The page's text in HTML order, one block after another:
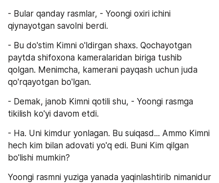
- Bular qanday rasmlar, - Yoongi oxiri ichini
qiynayotgan savolni berdi.
- Bu do'stim Kimni o'ldirgan shaxs. Qochayotgan
paytda shifoxona kameralaridan biriga tushib
qolgan. Menimcha, kamerani payqash uchun juda
qo'rqayotgan bo'lgan.
- Demak, janob Kimni qotili shu, - Yoongi rasmga
tikilish ko'yi davom etdi.
- Ha. Uni kimdur yonlagan. Bu suiqasd... Ammo Kimni
hech kim bilan adovati yo'q edi. Buni Kim qilgan
bo'lishi mumkin?
Yoongi rasmni yuziga yanada yaqinlashtirib nimanidur